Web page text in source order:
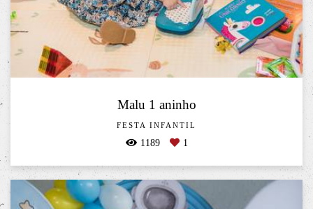
Malu 1 aninho
FESTA INFANTIL
1189 1